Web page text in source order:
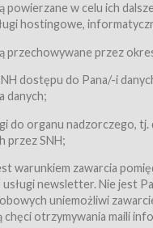
osobowych
elektroniczną (Dz.U. z
Usługobiorców
nabycia Karnetów i Biletów,
sprzedaży w Sklepie.
w rozumieniu
Usługi świadczone są
powierzane w celu ich
hostingowe,
przez
dostępu do Pana/-i
danych;
do organu nadzorczego,
przez SNH;
warunkiem zawarcia
newsletter. Nie jest
uniemożliwi
otrzymywania maili